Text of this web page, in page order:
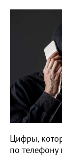
Цифры,
по